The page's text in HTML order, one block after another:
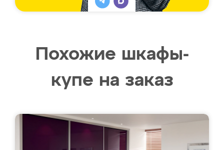
Похожие шкафы-
купе на заказ